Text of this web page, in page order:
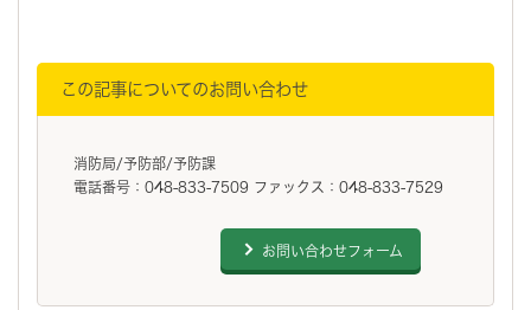
この記事についてのお問い合わせ
消防局/予防部/予防課
電話番号：048-833-7509 ファックス：048-833-7529
お問い合わせフォーム